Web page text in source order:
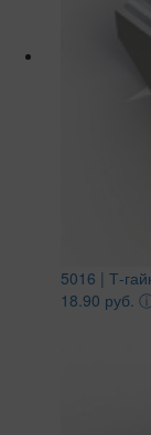
5016 | Т-
18.90 руб.